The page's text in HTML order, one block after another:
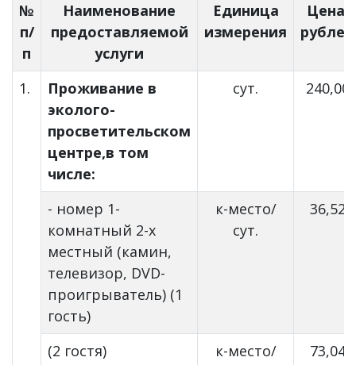
№
п/
п
Наименование
предоставляемой
услуги
Единица
измерения
Цена,
рублей
1.
Проживание в
эколого-
просветительском
центре,в том
числе:
сут. 240,00
- номер 1-
комнатный 2-х
местный (камин,
телевизор, DVD-
проигрыватель) (1
гость)
к-место/
сут.
36,52
(2 гостя)
к-место/
73,04